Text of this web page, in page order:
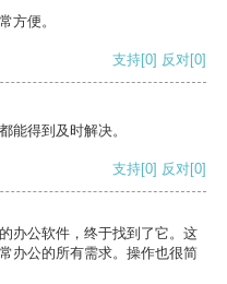
方便。
支持[0] 反对[0]
能得到及时解决。
支持[0] 反对[0]
办公软件，终于找到了它。这
办公的所有需求。操作也很简